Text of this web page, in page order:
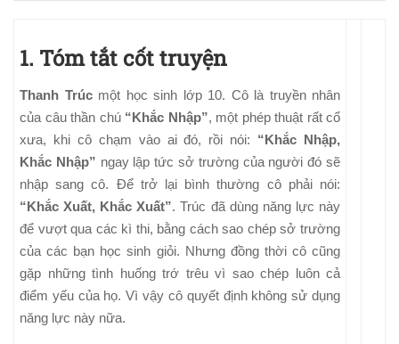
1. Tóm tắt cốt truyện
Thanh Trúcmột học sinh lớp 10. Cô là truyền nhân
của câu thần chú “Khắc Nhập”, một phép thuật rất cổ
xưa, khi cô chạm vào ai đó, rồi nói: “Khắc Nhập,
Khắc Nhập” ngay lập tức sở trường của người đó sẽ
nhập sang cô. Để trở lại bình thường cô phải nói:
“Khắc Xuất, Khắc Xuất”. Trúc đã dùng năng lực này
để vượt qua các kì thi, bằng cách sao chép sở trường
của các bạn học sinh giỏi. Nhưng đồng thời cô cũng
gặp những tình huống trớ trêu vì sao chép luôn cả
điểm yếu của họ. Vì vậy cô quyết định không sử dụng
năng lực này nữa.